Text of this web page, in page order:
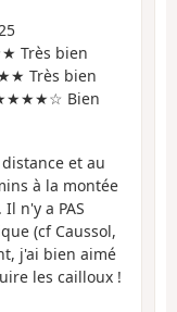
Très bien
Très bien
Bien
et au
à la montée
n'y a PAS
(cf Caussol,
j'ai bien aimé
les cailloux !